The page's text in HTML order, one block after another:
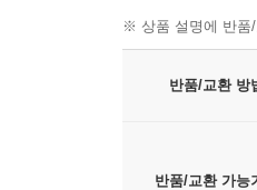
※ 상품 설명에 반품
반품/교환 방
반품/교환 가능